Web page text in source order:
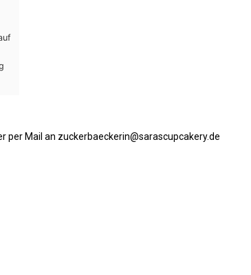
per Mail an zuckerbaeckerin@sarascupcakery.de